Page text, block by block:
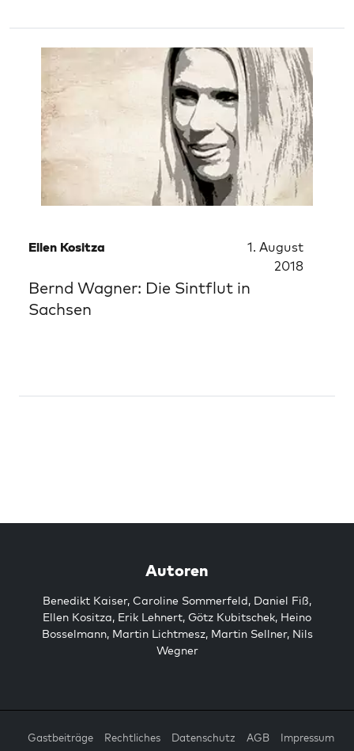
Ellen Kositza
1. August
2018
Bernd Wagner: Die Sintflut in
Sachsen
Autoren
Benedikt Kaiser, Caroline Sommerfeld, Daniel Fiß,
Ellen Kositza, Erik Lehnert, Götz Kubitschek, Heino
Bosselmann, Martin Lichtmesz, Martin Sellner, Nils
Wegner
Gastbeiträge Rechtliches Datenschutz AGB Impressum